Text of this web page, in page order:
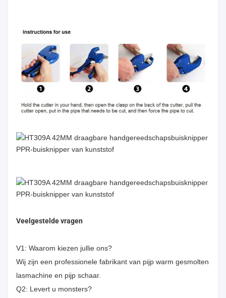
Veelgestelde vragen
V1: Waarom kiezen jullie ons?
Wij zijn een professionele fabrikant van pijp warm gesmolten
lasmachine en pijp schaar.
Q2: Levert u monsters?